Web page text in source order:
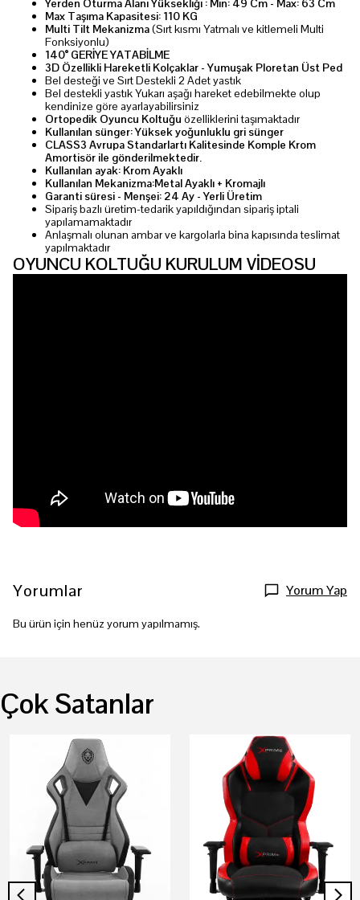
Yerden Oturma Alanı Yüksekliği : Min: 49 Cm - Max: 63 Cm
Max Taşıma Kapasitesi: 110 KG
Multi Tilt Mekanizma(Sırt kısmı Yatmalı ve kitlemeli Multi
Fonksiyonlu)
140° GERİYE YATABİLME
3D Özellikli Hareketli Kolçaklar - Yumuşak Ploretan Üst Ped
Bel desteği ve Sırt Destekli 2 Adet yastık
Bel destekli yastık Yukarı aşağı hareket edebilmekte olup
kendinize göre ayarlayabilirsiniz
Ortopedik Oyuncu Koltuğu özelliklerini taşımaktadır
Kullanılan sünger: Yüksek yoğunluklu gri sünger
CLASS3 Avrupa Standarlartı Kalitesinde Komple Krom
Amortisör ile gönderilmektedir.
Kullanılan ayak: Krom Ayaklı
Kullanılan Mekanizma:Metal Ayaklı + Kromajlı
Garanti süresi - Menşei: 24 Ay - Yerli Üretim
Sipariş bazlı üretim-tedarik yapıldığından sipariş iptali
yapılamamaktadır
Anlaşmalı olunan ambar ve kargolarla bina kapısında teslimat
yapılmaktadır
OYUNCU KOLTUĞU KURULUM VİDEOSU
Yorumlar Yorum Yap
Bu ürün için henüz yorum yapılmamış.
Çok Satanlar